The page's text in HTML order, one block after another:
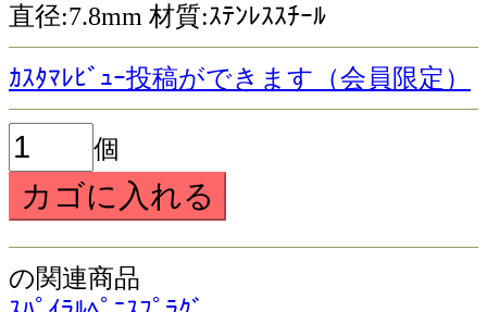
直径:7.8mm 材質:ｽﾃﾝﾚｽｽﾁｰﾙ
ｶｽﾀﾏﾚﾋﾞｭｰ投稿ができます（会員限定）
個
の関連商品